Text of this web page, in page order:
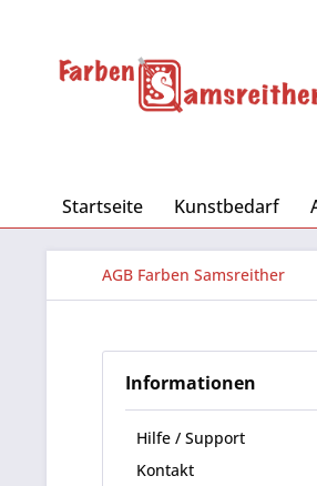
Startseite Kunstbedarf
AGB Farben Samsreither
Informationen
Hilfe / Support
Kontakt